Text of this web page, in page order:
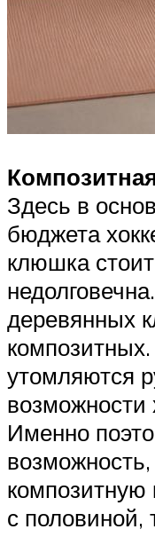
Здесь в
бюджета
клюшка
деревянных
утомляются
возможности
Именно
с половиной,